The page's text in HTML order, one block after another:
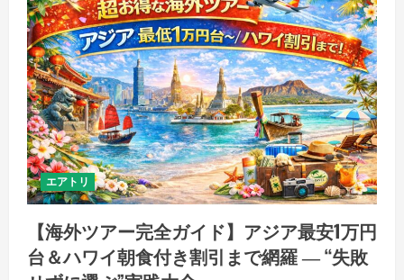
エアトリ
【海外ツアー完全ガイド】アジア最安1万円
台＆ハワイ朝食付き割引まで網羅 ― “失敗